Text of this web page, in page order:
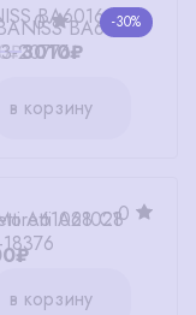
0 -30%
BA6016 C03
3010₽
в корзину
0
A61028 C1
в корзину